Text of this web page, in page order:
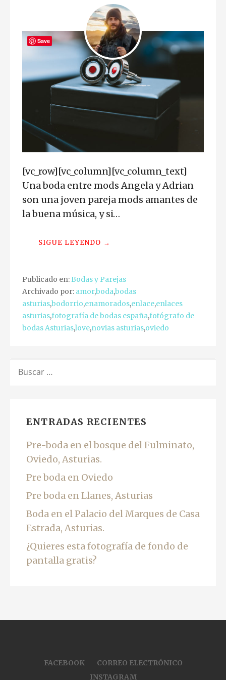
[vc_row][vc_column][vc_column_text]
Una boda entre mods Angela y Adrian
son una joven pareja mods amantes de
la buena música, y si…
SIGUE LEYENDO →
Publicado en: Bodas y Parejas
Archivado por: amor,boda,bodas
asturias,bodorrio,enamorados,enlace,enlaces
asturias,fotografía de bodas españa,fotógrafo de
bodas Asturias,love,novias asturias,oviedo
ENTRADAS RECIENTES
Pre-boda en el bosque del Fulminato,
Oviedo, Asturias.
Pre boda en Oviedo
Pre boda en Llanes, Asturias
Boda en el Palacio del Marques de Casa
Estrada, Asturias.
¿Quieres esta fotografía de fondo de
pantalla gratis?
FACEBOOK
CORREO ELECTRÓNICO
INSTAGRAM
Save